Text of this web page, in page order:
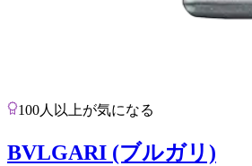
100人以上が気になる
BVLGARI (ブルガリ)